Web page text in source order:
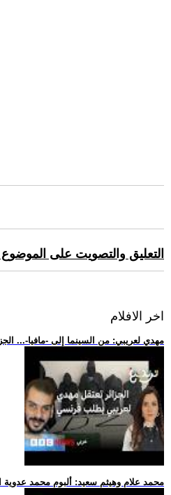
التعليق والتصويت على
اخر الافلام
.. مهدي لعريبي: من السينما إلى -مافيا-...
.. محمد علام وهيثم سعيد: ألبوم محمد عدوية